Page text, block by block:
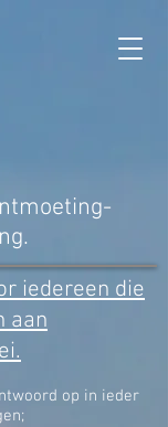
iedereen die
aan
op in ieder